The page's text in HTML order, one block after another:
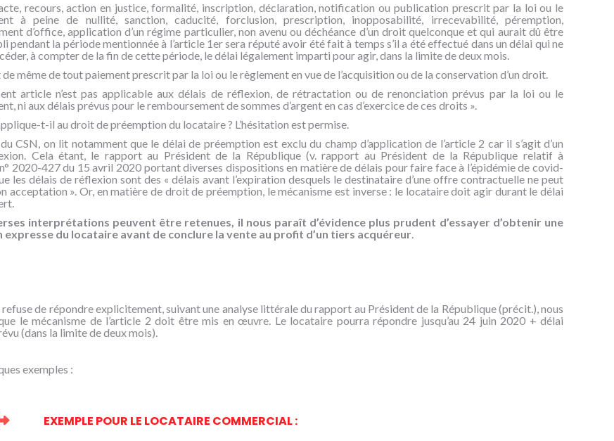
recours, action en justice, formalité, inscription, déclaration, notification ou publication prescrit par la loi ou le
à peine de nullité, sanction, caducité, forclusion, prescription, inopposabilité, irrecevabilité, péremption,
d’office, application d’un régime particulier, non avenu ou déchéance d’un droit quelconque et qui aurait dû être
pendant la période mentionnée à l’article 1er sera réputé avoir été fait à temps s’il a été effectué dans un délai qui ne
à compter de la fin de cette période, le délai légalement imparti pour agir, dans la limite de deux mois.
de même de tout paiement prescrit par la loi ou le règlement en vue de l’acquisition ou de la conservation d’un droit.
article n’est pas applicable aux délais de réflexion, de rétractation ou de renonciation prévus par la loi ou le
ni aux délais prévus pour le remboursement de sommes d’argent en cas d’exercice de ces droits ».
t-il au droit de préemption du locataire ? L’hésitation est permise.
CSN, on lit notamment que le délai de préemption est exclu du champ d’application de l’article 2 car il s’agit d’un
Cela étant, le rapport au Président de la République (v. rapport au Président de la République relatif à
n° 2020-427 du 15 avril 2020 portant diverses dispositions en matière de délais pour faire face à l’épidémie de covid-
les délais de réflexion sont des « délais avant l’expiration desquels le destinataire d’une offre contractuelle ne peut
acceptation ». Or, en matière de droit de préemption, le mécanisme est inverse : le locataire doit agir durant le délai
interprétations peuvent être retenues, il nous paraît d’évidence plus prudent d’essayer d’obtenir une
expresse du locataire avant de conclure la vente au profit d’un tiers acquéreur.
de répondre explicitement, suivant une analyse littérale du rapport au Président de la République (précit.), nous
le mécanisme de l’article 2 doit être mis en œuvre. Le locataire pourra répondre jusqu’au 24 juin 2020 + délai
(dans la limite de deux mois).
exemples :
EXEMPLE POUR LE LOCATAIRE COMMERCIAL :